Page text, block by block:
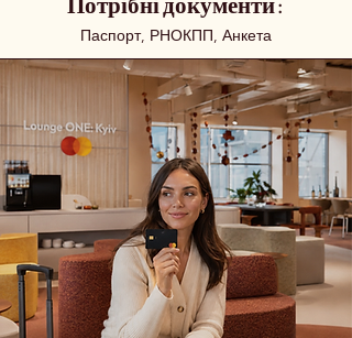
Паспорт, РНОКПП, Анкета